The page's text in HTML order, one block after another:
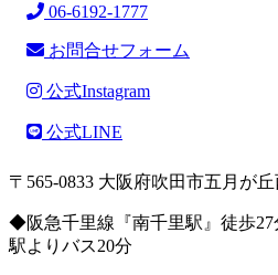
06-6192-1777
お問合せフォーム
公式Instagram
公式LINE
〒565-0833 大阪府吹田市五月が
◆阪急千里線『南千里駅』徒歩
駅よりバス20分